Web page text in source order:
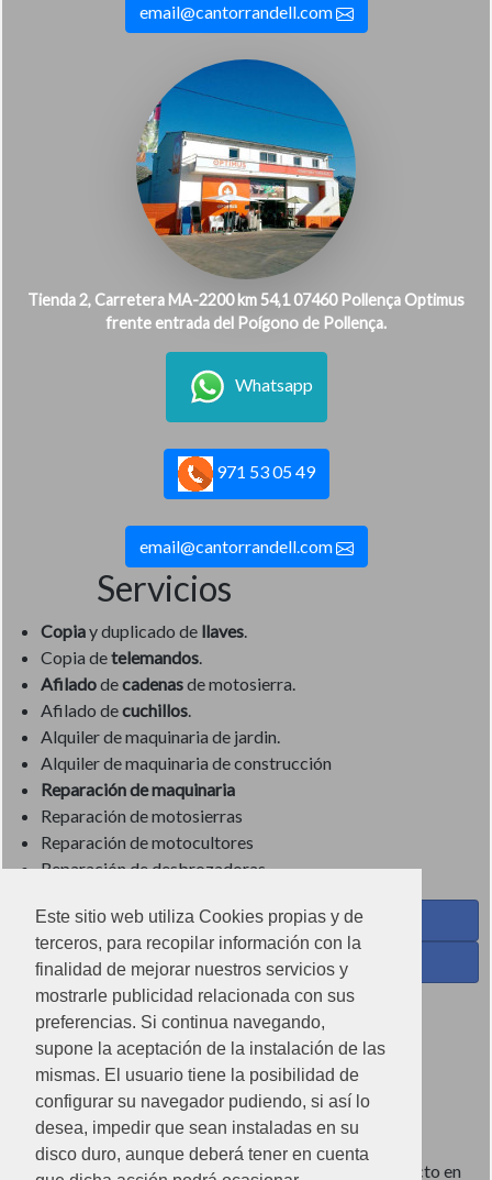
Este sitio web utiliza Cookies propias y de
terceros, para recopilar información con la
finalidad de mejorar nuestros servicios y
mostrarle publicidad relacionada con sus
preferencias. Si continua navegando,
supone la aceptación de la instalación de las
mismas. El usuario tiene la posibilidad de
configurar su navegador pudiendo, si así lo
desea, impedir que sean instaladas en su
disco duro, aunque deberá tener en cuenta
email@cantorrandell.com
Tienda 2, Carretera MA-2200 km 54,1 07460 Pollença Optimus
frente entrada del Poígono de Pollença.
Whatsapp
971 53 05 49
email@cantorrandell.com
Servicios
Copiay duplicado de llaves.
Copia detelemandos.
Afiladodecadenasde motosierra.
Afilado decuchillos.
Alquiler de maquinaria de jardin.
Alquiler de maquinaria de construcción
Reparación de maquinaria
Reparación de motosierras
Reparación de motocultores
Reparación de desbrozadoras
Coses de Cuina - Menaje y hogar en Facebook
Ferreteria Torrandell en Facebook
Coses de Cuina en Instagram
Condiciones de uso
Poítica de redes sociales
Política de cookies
Imágenes no contractuales, pueden diferir de producto en